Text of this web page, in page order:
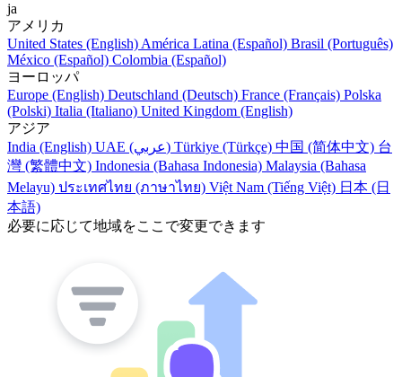
ja
アメリカ
United States (English) América Latina (Español) Brasil (Português)
México (Español) Colombia (Español)
ヨーロッパ
Europe (English) Deutschland (Deutsch) France (Français) Polska
(Polski) Italia (Italiano) United Kingdom (English)
アジア
India (English)
UAE (عربي) Türkiye (Türkçe) 中国 (简体中文) 台
灣 (繁體中文) Indonesia (Bahasa Indonesia) Malaysia (Bahasa
Melayu) ประเทศไทย (ภาษาไทย) Việt Nam (Tiếng Việt) 日本 (日
本語)
必要に応じて地域をここで変更できます